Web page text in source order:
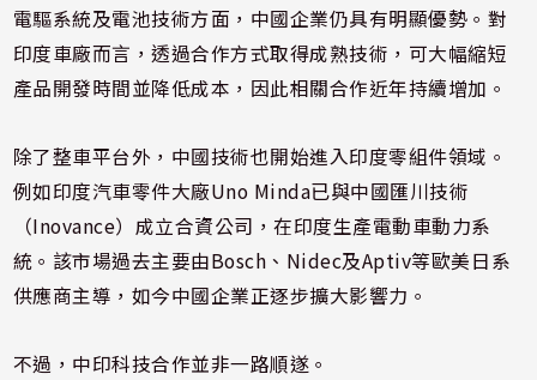
電驅系統及電池技術方面，中國企業仍具有明顯優勢。對
印度車廠而言，透過合作方式取得成熟技術，可大幅縮短
產品開發時間並降低成本，因此相關合作近年持續增加。
除了整車平台外，中國技術也開始進入印度零組件領域。
例如印度汽車零件大廠Uno Minda已與中國匯川技術
（Inovance）成立合資公司，在印度生產電動車動力系
統。該市場過去主要由Bosch、Nidec及Aptiv等歐美日系
供應商主導，如今中國企業正逐步擴大影響力。
不過，中印科技合作並非一路順遂。